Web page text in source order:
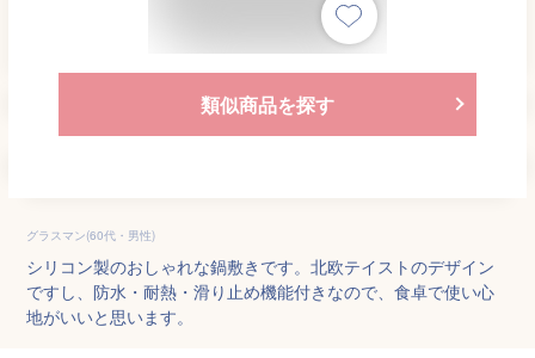
類似商品を探す
グラスマン(60代・男性)
シリコン製のおしゃれな鍋敷きです。北欧テイストのデザイン
ですし、防水・耐熱・滑り止め機能付きなので、食卓で使い心
地がいいと思います。